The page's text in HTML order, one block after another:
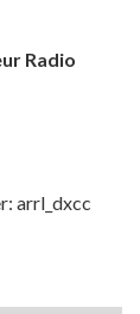
Radio
arrl_dxcc